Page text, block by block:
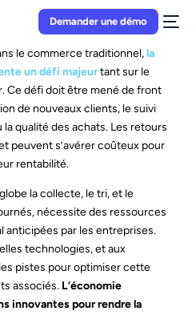
Demander une démo
le commerce traditionnel,la
un défi majeurtant sur le
Ce défi doit être mené de front
de nouveaux clients, le suivi
qualité des achats. Les retours
peuvent s’avérer coûteux pour
rentabilité.
la collecte, le tri, et le
nécessite des ressources
anticipées par les entreprises.
technologies, et aux
pistes pour optimiser cette
associés. L’économie
innovantes pour rendre la